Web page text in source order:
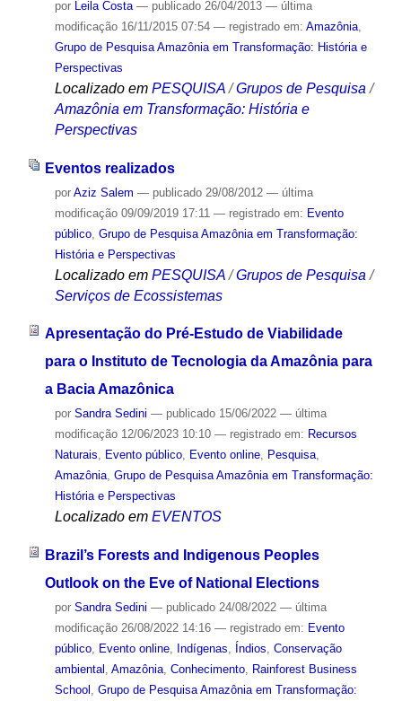
por Leila Costa — publicado26/04/2013 — última
modificação16/11/2015 07:54 — registrado em: Amazônia,
Grupo de Pesquisa Amazônia em Transformação: História e
Perspectivas
Localizado em PESQUISA /Grupos de Pesquisa /
Amazônia em Transformação: História e
Perspectivas
Eventos realizados
por Aziz Salem — publicado29/08/2012 — última
modificação09/09/2019 17:11 — registrado em: Evento
público, Grupo de Pesquisa Amazônia em Transformação:
História e Perspectivas
Localizado em PESQUISA /Grupos de Pesquisa /
Serviços de Ecossistemas
Apresentação do Pré-Estudo de Viabilidade
para o Instituto de Tecnologia da Amazônia para
a Bacia Amazônica
por Sandra Sedini — publicado15/06/2022 — última
modificação12/06/2023 10:10 — registrado em: Recursos
Naturais, Evento público, Evento online, Pesquisa,
Amazônia, Grupo de Pesquisa Amazônia em Transformação:
História e Perspectivas
Localizado em EVENTOS
Brazil’s Forests and Indigenous Peoples
Outlook on the Eve of National Elections
por Sandra Sedini — publicado24/08/2022 — última
modificação26/08/2022 14:16 — registrado em: Evento
público, Evento online, Indígenas, Índios, Conservação
ambiental , Amazônia, Conhecimento, Rainforest Business
School , Grupo de Pesquisa Amazônia em Transformação: